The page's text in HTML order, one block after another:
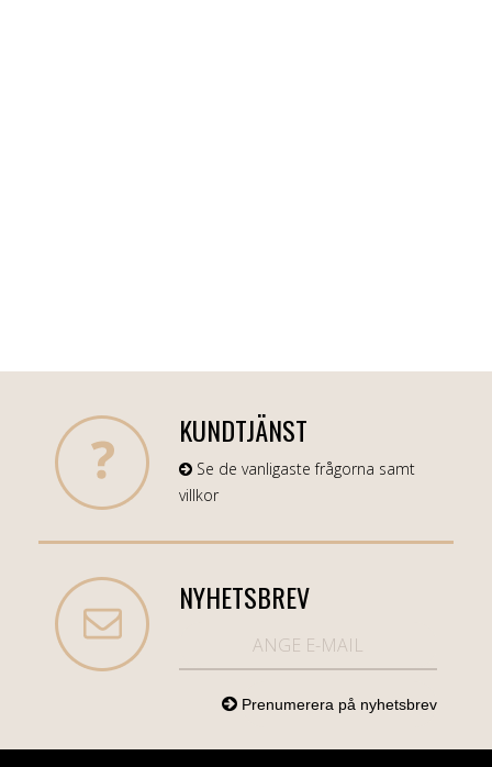
KUNDTJÄNST
Se de vanligaste frågorna samt
villkor
NYHETSBREV